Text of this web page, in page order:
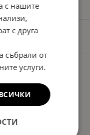
с нашите
с друга
събрали от
услуги.